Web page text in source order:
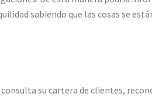
sabiendo que las cosas se
su cartera de clientes,